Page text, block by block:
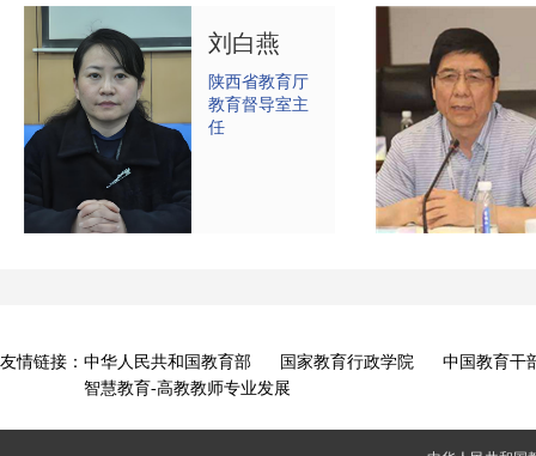
刘白燕
陕西省教育厅
教育督导室主
任
友情链接： 中华人民共和国教育部 国家教育行政学院
中国教育干
智慧教育-高教教师专业发展